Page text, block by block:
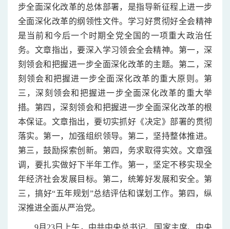
步全面深化改革的总体部署，是指导新征程上进一步
全面深化改革的纲领性文件。学习好贯彻好全会精神
是当前和今后一个时期全党全国的一项重大政治任
务。文章指出，要深入学习领会全会精神。第一，深
刻领会和把握进一步全面深化改革的主题。第二，深
刻领会和把握进一步全面深化改革的重大原则。第
三，深刻领会和把握进一步全面深化改革的重大举
措。第四，深刻领会和把握进一步全面深化改革的根
本保证。文章指出，要切实抓好《决定》部署的贯彻
落实。第一，加强组织领导。第二，坚持整体推进。
第三，鼓励探索创新。第四，务求取得实效。文章强
调，要扎实做好下半年工作。第一，坚定不移实现全
年经济社会发展目标。第二，统筹好发展和安全。第
三，搞好“五年规划”总结评估和谋划工作。第四，纵
深推进全面从严治党。
9月23日上午，中共中央总书记、国家主席、中央